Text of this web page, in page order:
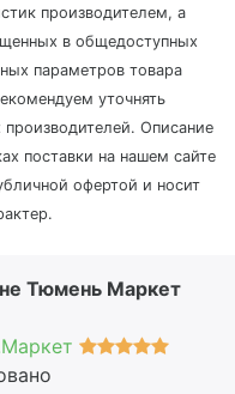
производителем, а
в общедоступных
параметров товара
уточнять
Описание
поставки на нашем сайте
офертой и носит
Тюмень Маркет